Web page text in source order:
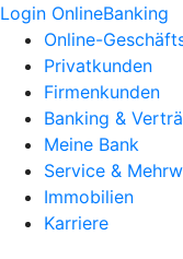
Login OnlineBanking
Online-
Privatkunden
Firmenkunden
Banking &
Meine Bank
Service &
Immobilien
Karriere